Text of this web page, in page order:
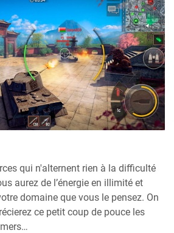
qui n'alternent rien à la difficulté
aurez de l’énergie en illimité et
domaine que vous le pensez. On
ce petit coup de pouce les